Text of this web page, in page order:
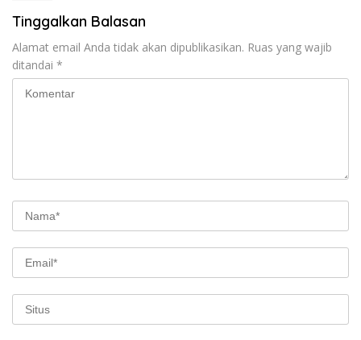
Tinggalkan Balasan
Alamat email Anda tidak akan dipublikasikan. Ruas yang wajib
ditandai *